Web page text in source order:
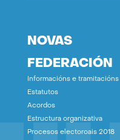
NOVAS
FEDERACIÓN
Informacións e tramitacións
Estatutos
Acordos
Estructura organizativa
Procesos electoroais 2018